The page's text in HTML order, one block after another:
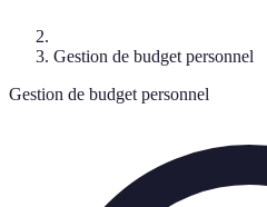
Gestion de budget personnel
Gestion de budget personnel